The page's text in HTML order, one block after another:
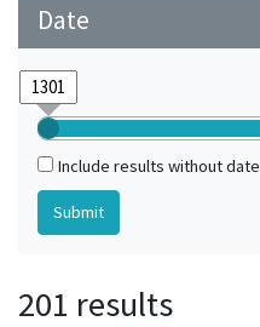
Date
Include results without date
201 results